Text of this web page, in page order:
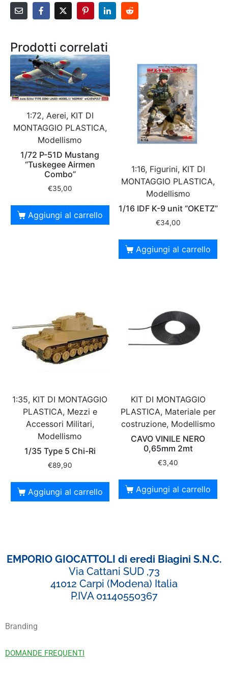
Prodotti correlati
1:72, Aerei, KIT DI
MONTAGGIO PLASTICA,
Modellismo
1/72 P-51D Mustang
“Tuskegee Airmen
Combo”
€35,00
Aggiungi al carrello
1:16, Figurini, KIT DI
MONTAGGIO PLASTICA,
Modellismo
1/16 IDF K-9 unit “OKETZ”
€34,00
Aggiungi al carrello
1:35, KIT DI MONTAGGIO
PLASTICA, Mezzi e
Accessori Militari,
Modellismo
1/35 Type 5 Chi-Ri
€89,90
Aggiungi al carrello
KIT DI MONTAGGIO
PLASTICA, Materiale per
costruzione, Modellismo
CAVO VINILE NERO
0,65mm 2mt
€3,40
Aggiungi al carrello
EMPORIO GIOCATTOLI di eredi Biagini S.N.C.
Via Cattani SUD ,73
41012 Carpi (Modena) Italia
P.IVA 01140550367
Branding
DOMANDE FREQUENTI